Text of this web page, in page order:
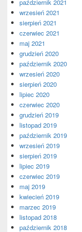
październik 2021
wrzesień 2021
sierpień 2021
czerwiec 2021
maj 2021
grudzień 2020
październik 2020
wrzesień 2020
sierpień 2020
lipiec 2020
czerwiec 2020
grudzień 2019
listopad 2019
październik 2019
wrzesień 2019
sierpień 2019
lipiec 2019
czerwiec 2019
maj 2019
kwiecień 2019
marzec 2019
listopad 2018
październik 2018